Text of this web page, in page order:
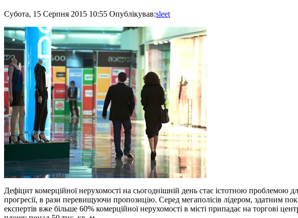
Субота, 15 Серпня 2015 10:55 Опублікував:sleet
Дефіцит комерційної нерухомості на сьогоднішній день стає істотною проблемою
прогресії, в рази перевищуючи пропозицію. Серед мегаполісів лідером, здатним
експертів вже більше 60% комерційної нерухомості в місті припадає на торгові